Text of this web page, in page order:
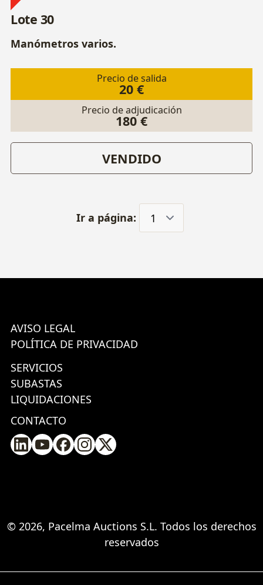
Lote 30
Manómetros varios.
Precio de salida
20 €
Precio de adjudicación
180 €
VENDIDO
Ir a página:
AVISO LEGAL
POLÍTICA DE PRIVACIDAD
SERVICIOS
SUBASTAS
LIQUIDACIONES
CONTACTO
© 2026, Pacelma Auctions S.L. Todos los derechos
reservados